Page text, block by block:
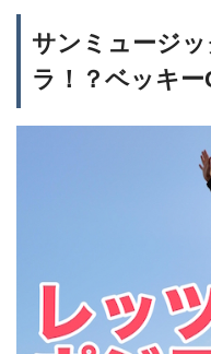
サンミュージ
ラ！？ベッキ